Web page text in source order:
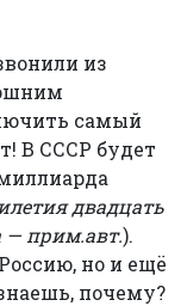
из
самый
В СССР будет
двадцать
— прим.авт.).
но и ещё
почему?